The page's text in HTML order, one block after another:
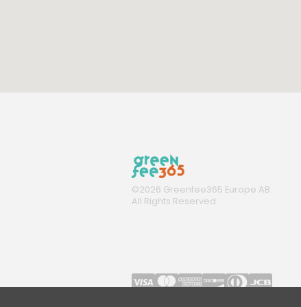
©2026 Greenfee365 Europe AB.
All Rights Reserved